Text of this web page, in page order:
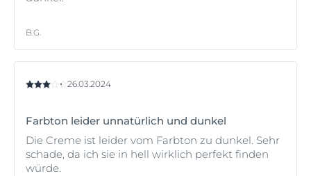
B.G.
26.03.2024
Farbton leider unnatürlich und dunkel
Die Creme ist leider vom Farbton zu dunkel. Sehr
schade, da ich sie in hell wirklich perfekt finden
würde.